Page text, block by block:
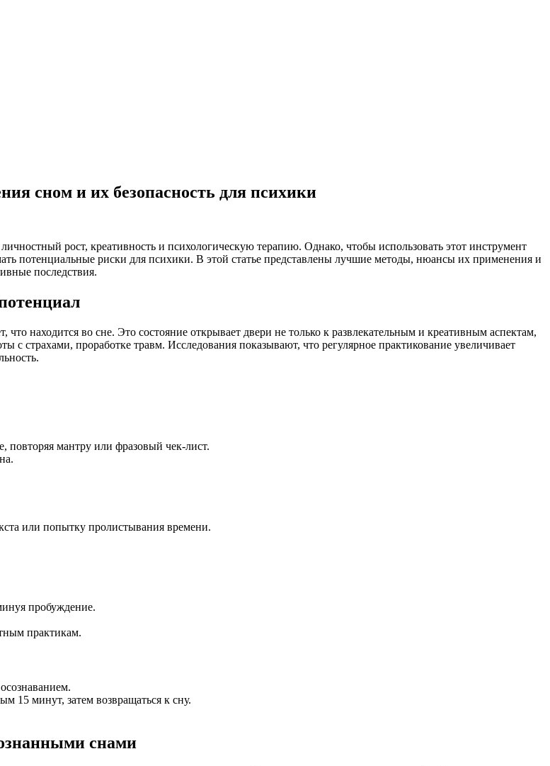
сном и их безопасность для психики
рост, креативность и психологическую терапию. Однако, чтобы использовать этот инструмент
потенциальные риски для психики. В этой статье представлены лучшие методы, нюансы их применения и
последствия.
находится во сне. Это состояние открывает двери не только к развлекательным и креативным аспектам,
страхами, проработке травм. Исследования показывают, что регулярное практикование увеличивает
повторяя мантру или фразовый чек-лист.
или попытку пролистывания времени.
пробуждение.
практикам.
15 минут, затем возвращаться к сну.
снами